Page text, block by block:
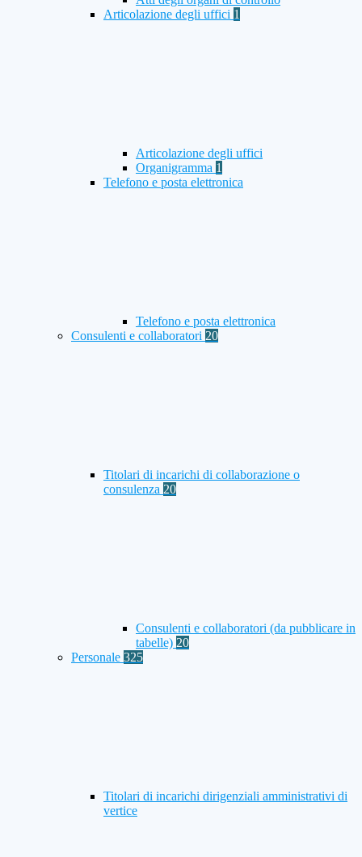
Articolazione degli uffici 1
Articolazione degli uffici
Organigramma 1
Telefono e posta elettronica
Telefono e posta elettronica
Consulenti e collaboratori 20
Titolari di incarichi di collaborazione o
consulenza 20
Consulenti e collaboratori (da pubblicare in
tabelle) 20
Personale 325
Titolari di incarichi dirigenziali amministrativi di
vertice